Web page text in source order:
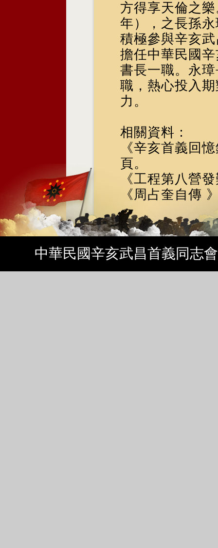
方得享天倫之
年），之長孫
積極參與辛亥
擔任中華民國
書長一職。永
職，熱心投入
力。
相關資料：
《辛亥首義回
頁。
《工程第八營
《周占奎自傳
中華民國辛亥武昌首義同志